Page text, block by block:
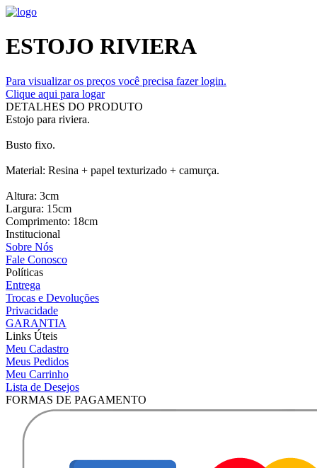
ESTOJO RIVIERA
Para visualizar os preços você precisa fazer login.
Clique aqui para logar
DETALHES DO PRODUTO
Estojo para riviera.
Busto fixo.
Material: Resina + papel texturizado + camurça.
Altura: 3cm
Largura: 15cm
Comprimento: 18cm
Institucional
Sobre Nós
Fale Conosco
Políticas
Entrega
Trocas e Devoluções
Privacidade
GARANTIA
Links Úteis
Meu Cadastro
Meus Pedidos
Meu Carrinho
Lista de Desejos
FORMAS DE PAGAMENTO